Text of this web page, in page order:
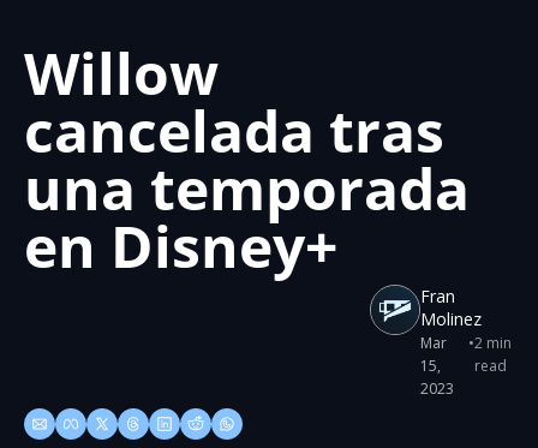
Willow
cancelada tras
una temporada
en Disney+
Fran
Molinez
Mar
15,
2023
•2 min
read